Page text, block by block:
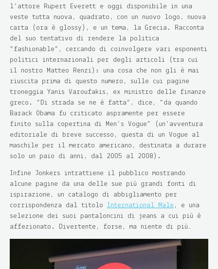
l’attore Rupert Everett e oggi disponibile in una
veste tutta nuova, quadrato, con un nuovo logo, nuova
carta (ora è glossy), e un tema, la Grecia. Racconta
del suo tentativo di rendere la politica
“fashionable”, cercando di coinvolgere vari esponenti
politici internazionali per degli articoli (tra cui
il nostro Matteo Renzi): una cosa che non gli è mai
riuscita prima di questo numero, sulle cui pagine
troneggia Yanis Varoufakis, ex ministro delle finanze
greco. “Di strada se ne è fatta”, dice, “da quando
Barack Obama fu criticato aspramente per essere
finito sulla copertina di Men’s Vogue” (un’avventura
editoriale di breve successo, questa di un Vogue al
maschile per il mercato americano, destinata a durare
solo un paio di anni, dal 2005 al 2008).
Infine Jonkers intrattiene il pubblico mostrando
alcune pagine da una delle sue più grandi fonti di
ispirazione, un catalogo di abbigliamento per
corrispondenza dal titolo International Male , e una
selezione dei suoi pantaloncini di jeans a cui più è
affezionato. Divertente, forse, ma niente di più…